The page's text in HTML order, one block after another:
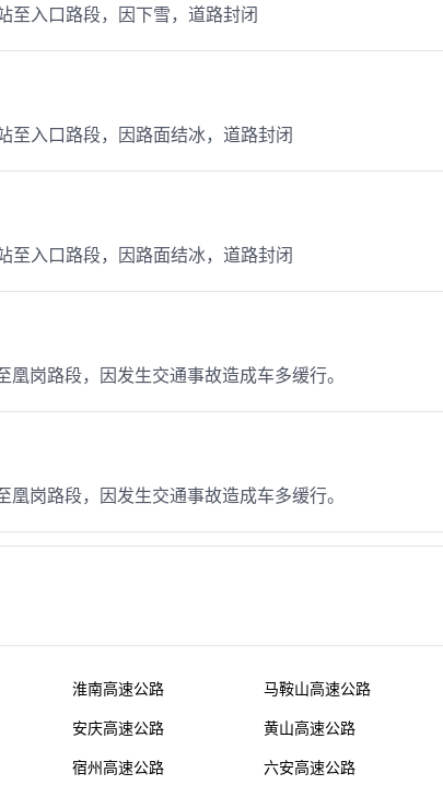
至入口路段，因下雪，道路封闭
至入口路段，因路面结冰，道路封闭
至入口路段，因路面结冰，道路封闭
岗路段，因发生交通事故造成车多缓行。
岗路段，因发生交通事故造成车多缓行。
淮南高速公路 马鞍山高速公路
安庆高速公路 黄山高速公路
宿州高速公路 六安高速公路